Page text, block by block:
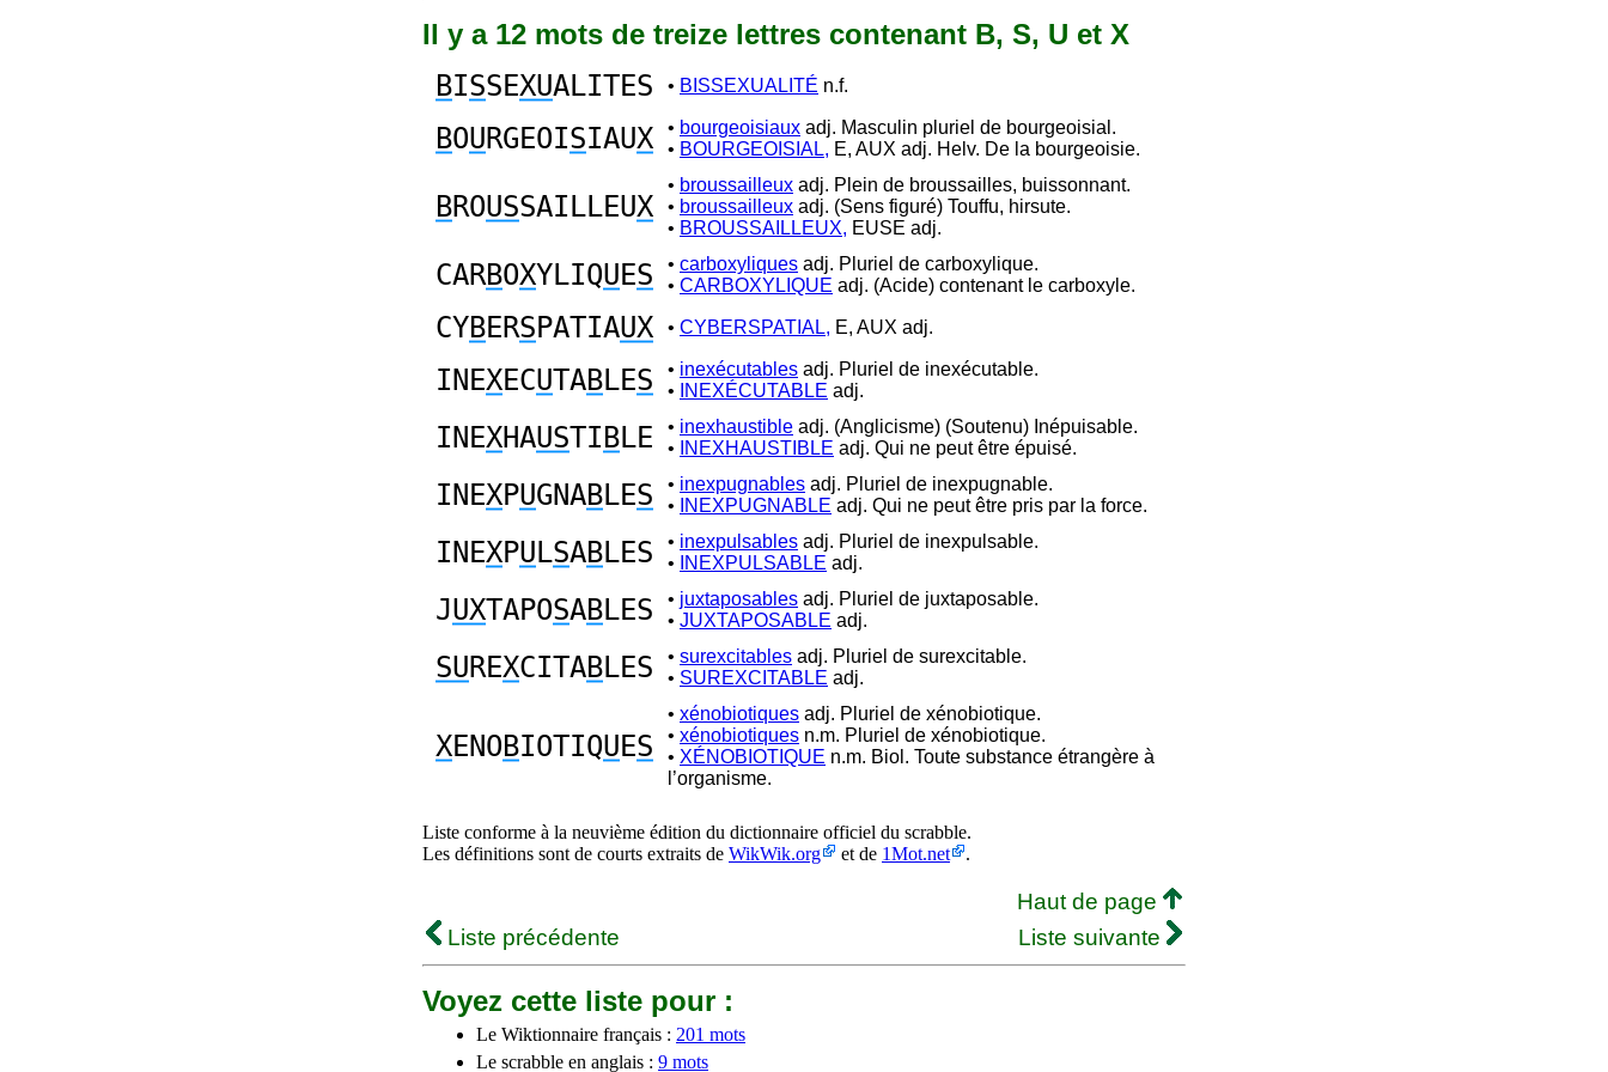
Il y a 12 mots de treize lettres contenant B, S, U et X
BISSEXUALITES • BISSEXUALITÉ n.f.
BOURGEOISIAUX • bourgeoisiaux adj. Masculin pluriel de bourgeoisial.
• BOURGEOISIAL, E, AUX adj. Helv. De la bourgeoisie.
BROUSSAILLEUX
• broussailleux adj. Plein de broussailles, buissonnant.
• broussailleux adj. (Sens figuré) Touffu, hirsute.
• BROUSSAILLEUX, EUSE adj.
CARBOXYLIQUES • carboxyliques adj. Pluriel de carboxylique.
• CARBOXYLIQUE adj. (Acide) contenant le carboxyle.
CYBERSPATIAUX • CYBERSPATIAL, E, AUX adj.
INEXECUTABLES • inexécutables adj. Pluriel de inexécutable.
•
INEXÉCUTABLE adj.
INEXHAUSTI BLE • inexhaustible adj. (Anglicisme) (Soutenu) Inépuisable.
•
INEXHAUSTIBLE adj. Qui ne peut être épuisé.
INEXPUGNABLES • inexpugnables adj. Pluriel de inexpugnable.
•
INEXPUGNABLE adj. Qui ne peut être pris par la force.
INEXPU LSABLES • inexpulsables adj. Pluriel de inexpulsable.
•
INEXPULSABLE adj.
JUXTAPOSABLES • juxtaposables adj. Pluriel de juxtaposable.
• JUXTAPOSABLE adj.
SUREXCITABLES • surexcitables adj. Pluriel de surexcitable.
• SUREXCITABLE adj.
XENOBIOTIQUES
• xénobiotiques adj. Pluriel de xénobiotique.
• xénobiotiques n.m. Pluriel de xénobiotique.
• XÉNOBIOTIQUE n.m. Biol. Toute substance étrangère à
l’organisme.
Liste conforme à la neuvième édition du dictionnaire officiel du scrabble.
Les définitions sont de courts extraits de WikWik.org et de 1Mot.net .
Haut de page
Liste précédente
Liste suivante
Voyez cette liste pour :
Le Wiktionnaire français : 201 mots
Le scrabble en anglais : 9 mots